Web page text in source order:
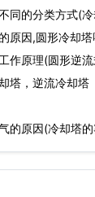
同的分类方式(
原因,圆形冷却
作原理(圆形逆
塔，逆流冷却塔
的原因(冷却塔